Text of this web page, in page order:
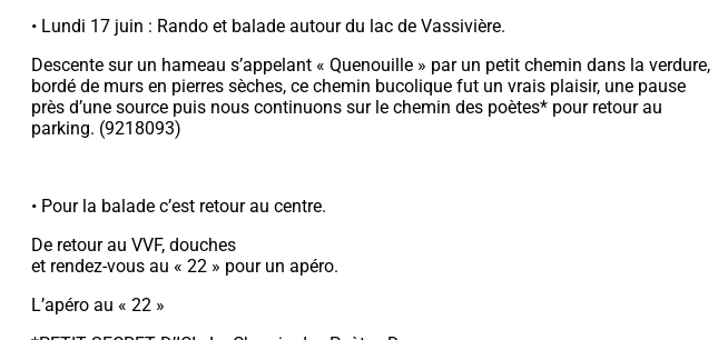
• Lundi 17 juin : Rando et balade autour du lac de Vassivière.
Descente sur un hameau s’appelant « Quenouille » par un petit chemin dans la verdure,
bordé de murs en pierres sèches, ce chemin bucolique fut un vrais plaisir, une pause
près d’une source puis nous continuons sur le chemin des poètes* pour retour au
parking. (9218093)
• Pour la balade c’est retour au centre.
De retour au VVF, douches
et rendez-vous au « 22 » pour un apéro.
L’apéro au « 22 »